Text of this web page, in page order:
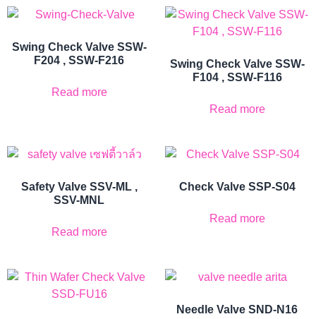
Swing Check Valve SSW-
F204 , SSW-F216
Read more
Swing Check Valve SSW-
F104 , SSW-F116
Read more
Safety Valve SSV-ML ,
SSV-MNL
Read more
Check Valve SSP-S04
Read more
Needle Valve SND-N16